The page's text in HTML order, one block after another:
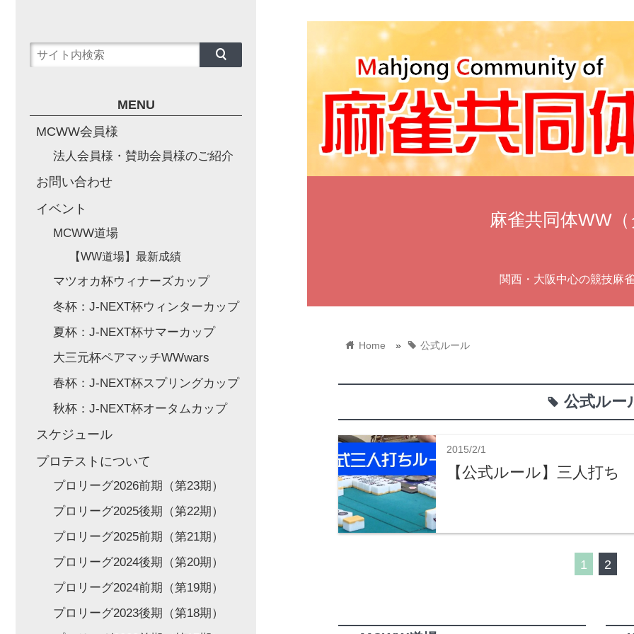
麻雀共同体WW（
関西・大阪中心の競技麻
home Home » tag 公式ルール
tag 公式ルー
2015/2/1
【公式ルール】三人打ち
1 2
MENU
MCWW会員様
法人会員様・賛助会員様のご紹介
お問い合わせ
イベント
MCWW道場
【WW道場】最新成績
マツオカ杯ウィナーズカップ
冬杯：J-NEXT杯ウィンターカップ
夏杯：J-NEXT杯サマーカップ
大三元杯ペアマッチWWwars
春杯：J-NEXT杯スプリングカップ
秋杯：J-NEXT杯オータムカップ
スケジュール
プロテストについて
プロリーグ2026前期（第23期）
プロリーグ2025後期（第22期）
プロリーグ2025前期（第21期）
プロリーグ2024後期（第20期）
プロリーグ2024前期（第19期）
プロリーグ2023後期（第18期）